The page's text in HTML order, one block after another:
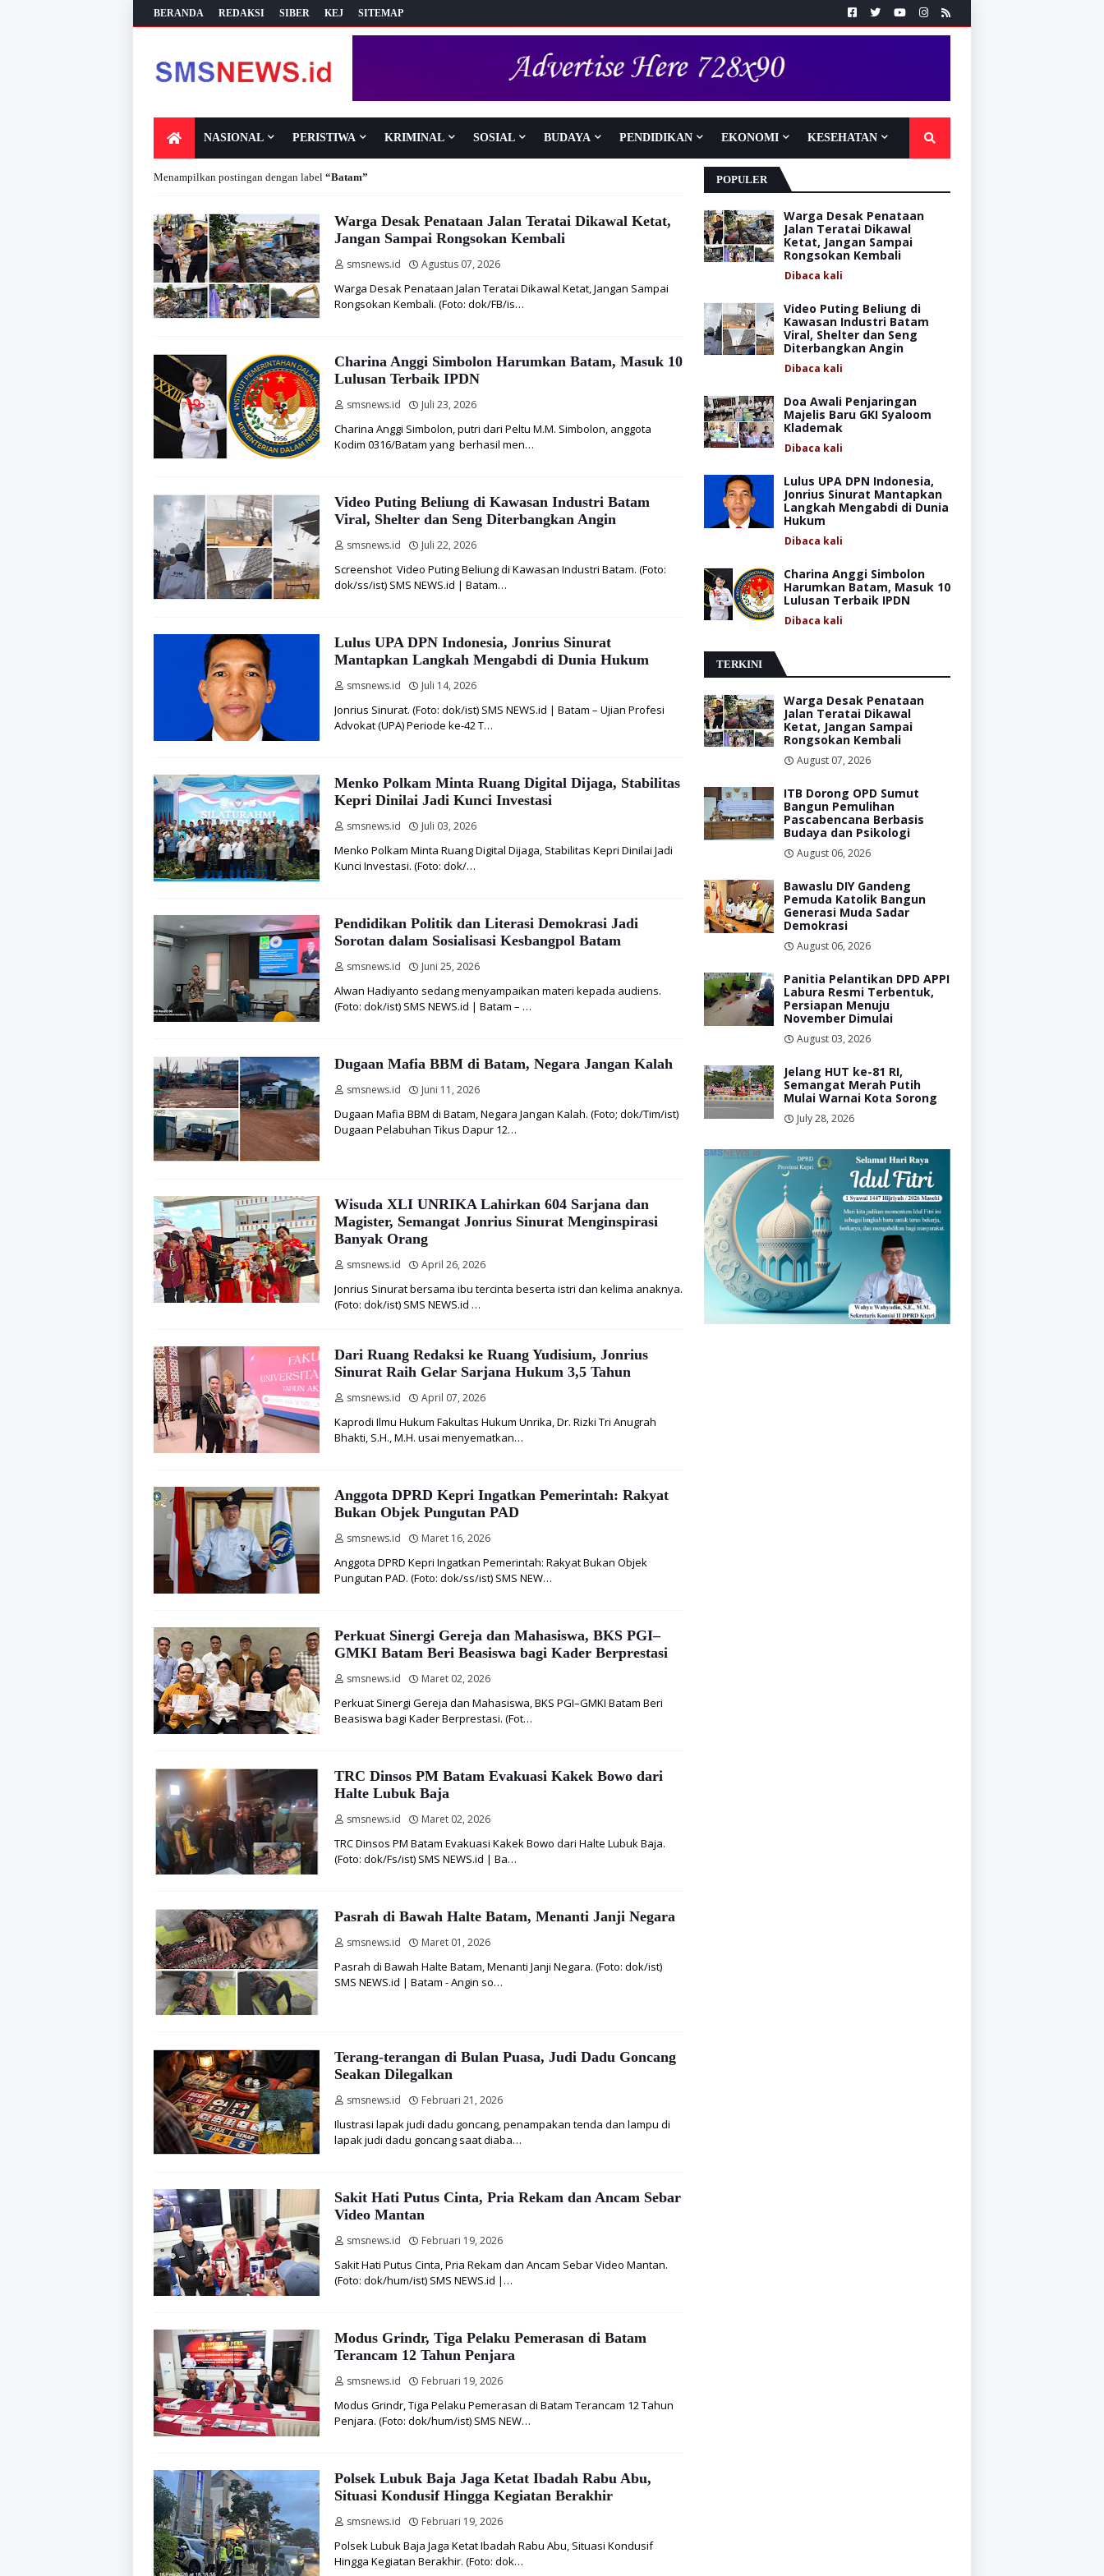
BERANDA REDAKSI SIBER KEJ SITEMAP
NASIONAL PERISTIWA KRIMINAL SOSIAL BUDAYA PENDIDIKAN EKONOMI KESEHATAN
Menampilkan postingan dengan label Batam
Warga Desak Penataan Jalan Teratai Dikawal Ketat,
Jangan Sampai Rongsokan Kembali
smsnews.id Agustus 07, 2026
Warga Desak Penataan Jalan Teratai Dikawal Ketat, Jangan Sampai
Rongsokan Kembali. (Foto: dok/FB/is…
Charina Anggi Simbolon Harumkan Batam, Masuk 10
Lulusan Terbaik IPDN
smsnews.id Juli 23, 2026
Charina Anggi Simbolon, putri dari Peltu M.M. Simbolon, anggota
Kodim 0316/Batam yang berhasil men…
Video Puting Beliung di Kawasan Industri Batam
Viral, Shelter dan Seng Diterbangkan Angin
smsnews.id Juli 22, 2026
Screenshot Video Puting Beliung di Kawasan Industri Batam. (Foto:
dok/ss/ist) SMS NEWS.id | Batam…
Lulus UPA DPN Indonesia, Jonrius Sinurat
Mantapkan Langkah Mengabdi di Dunia Hukum
smsnews.id Juli 14, 2026
Jonrius Sinurat. (Foto: dok/ist) SMS NEWS.id | Batam – Ujian Profesi
Advokat (UPA) Periode ke-42 T…
Menko Polkam Minta Ruang Digital Dijaga, Stabilitas
Kepri Dinilai Jadi Kunci Investasi
smsnews.id Juli 03, 2026
Menko Polkam Minta Ruang Digital Dijaga, Stabilitas Kepri Dinilai Jadi
Kunci Investasi. (Foto: dok/…
Pendidikan Politik dan Literasi Demokrasi Jadi
Sorotan dalam Sosialisasi Kesbangpol Batam
smsnews.id Juni 25, 2026
Alwan Hadiyanto sedang menyampaikan materi kepada audiens.
(Foto: dok/ist) SMS NEWS.id | Batam – …
Dugaan Mafia BBM di Batam, Negara Jangan Kalah
smsnews.id Juni 11, 2026
Dugaan Mafia BBM di Batam, Negara Jangan Kalah. (Foto; dok/Tim/ist)
Dugaan Pelabuhan Tikus Dapur 12…
Wisuda XLI UNRIKA Lahirkan 604 Sarjana dan
Magister, Semangat Jonrius Sinurat Menginspirasi
Banyak Orang
smsnews.id April 26, 2026
Jonrius Sinurat bersama ibu tercinta beserta istri dan kelima anaknya.
(Foto: dok/ist) SMS NEWS.id …
Dari Ruang Redaksi ke Ruang Yudisium, Jonrius
Sinurat Raih Gelar Sarjana Hukum 3,5 Tahun
smsnews.id April 07, 2026
Kaprodi Ilmu Hukum Fakultas Hukum Unrika, Dr. Rizki Tri Anugrah
Bhakti, S.H., M.H. usai menyematkan…
Anggota DPRD Kepri Ingatkan Pemerintah: Rakyat
Bukan Objek Pungutan PAD
smsnews.id Maret 16, 2026
Anggota DPRD Kepri Ingatkan Pemerintah: Rakyat Bukan Objek
Pungutan PAD. (Foto: dok/ss/ist) SMS NEW…
Perkuat Sinergi Gereja dan Mahasiswa, BKS PGI–
GMKI Batam Beri Beasiswa bagi Kader Berprestasi
smsnews.id Maret 02, 2026
Perkuat Sinergi Gereja dan Mahasiswa, BKS PGI–GMKI Batam Beri
Beasiswa bagi Kader Berprestasi. (Fot…
TRC Dinsos PM Batam Evakuasi Kakek Bowo dari
Halte Lubuk Baja
smsnews.id Maret 02, 2026
TRC Dinsos PM Batam Evakuasi Kakek Bowo dari Halte Lubuk Baja.
(Foto: dok/Fs/ist) SMS NEWS.id | Ba…
Pasrah di Bawah Halte Batam, Menanti Janji Negara
smsnews.id Maret 01, 2026
Pasrah di Bawah Halte Batam, Menanti Janji Negara. (Foto: dok/ist)
SMS NEWS.id | Batam - Angin so…
Terang-terangan di Bulan Puasa, Judi Dadu Goncang
Seakan Dilegalkan
smsnews.id Februari 21, 2026
Ilustrasi lapak judi dadu goncang, penampakan tenda dan lampu di
lapak judi dadu goncang saat diaba…
Sakit Hati Putus Cinta, Pria Rekam dan Ancam Sebar
Video Mantan
smsnews.id Februari 19, 2026
Sakit Hati Putus Cinta, Pria Rekam dan Ancam Sebar Video Mantan.
(Foto: dok/hum/ist) SMS NEWS.id |…
Modus Grindr, Tiga Pelaku Pemerasan di Batam
Terancam 12 Tahun Penjara
smsnews.id Februari 19, 2026
Modus Grindr, Tiga Pelaku Pemerasan di Batam Terancam 12 Tahun
Penjara. (Foto: dok/hum/ist) SMS NEW…
Polsek Lubuk Baja Jaga Ketat Ibadah Rabu Abu,
Situasi Kondusif Hingga Kegiatan Berakhir
smsnews.id Februari 19, 2026
Polsek Lubuk Baja Jaga Ketat Ibadah Rabu Abu, Situasi Kondusif
Hingga Kegiatan Berakhir. (Foto: dok…
POPULER
Warga Desak Penataan
Jalan Teratai Dikawal
Ketat, Jangan Sampai
Rongsokan Kembali
Dibaca kali
Video Puting Beliung di
Kawasan Industri Batam
Viral, Shelter dan Seng
Diterbangkan Angin
Dibaca kali
Doa Awali Penjaringan
Majelis Baru GKI Syaloom
Klademak
Dibaca kali
Lulus UPA DPN Indonesia,
Jonrius Sinurat Mantapkan
Langkah Mengabdi di Dunia
Hukum
Dibaca kali
Charina Anggi Simbolon
Harumkan Batam, Masuk 10
Lulusan Terbaik IPDN
Dibaca kali
TERKINI
Warga Desak Penataan
Jalan Teratai Dikawal
Ketat, Jangan Sampai
Rongsokan Kembali
August 07, 2026
ITB Dorong OPD Sumut
Bangun Pemulihan
Pascabencana Berbasis
Budaya dan Psikologi
August 06, 2026
Bawaslu DIY Gandeng
Pemuda Katolik Bangun
Generasi Muda Sadar
Demokrasi
August 06, 2026
Panitia Pelantikan DPD APPI
Labura Resmi Terbentuk,
Persiapan Menuju
November Dimulai
August 03, 2026
Jelang HUT ke-81 RI,
Semangat Merah Putih
Mulai Warnai Kota Sorong
July 28, 2026